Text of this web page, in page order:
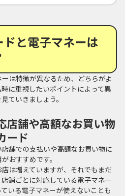
と電子マネーは
は特徴が異なるため、どちらがよ
に重視したいポイントによって異
ていきましょう。
店舗や高額なお買い物
ード
舗での支払いや高額なお買い物に
おすすめです。
は増えていますが、それでもまだ
舗ごとに対応している電子マネー
いる電子マネーが使えないことも